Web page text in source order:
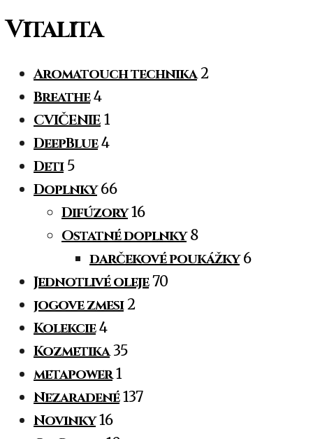
Vitalita
Aromatouch technika 2
Breathe 4
CVIČENIE 1
DeepBlue 4
Deti 5
Doplnky 66
Difúzory 16
Ostatné doplnky 8
darčekové poukážky 6
Jednotlivé oleje 70
jogove zmesi 2
Kolekcie 4
Kozmetika 35
metapower 1
Nezaradené 137
Novinky 16